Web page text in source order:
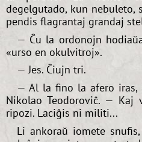
degelgutado, kun nebuleto,
pendis flagrantaj grandaj
— Ĉu la ordonojn
«urso en okulvitroj».
— Jes. Ĉiujn tri.
— Al la fino la afero
Nikolao Teodoroviĉ. — Kaj
ripozi. Laciĝis ni militi...
Li ankoraŭ iomete